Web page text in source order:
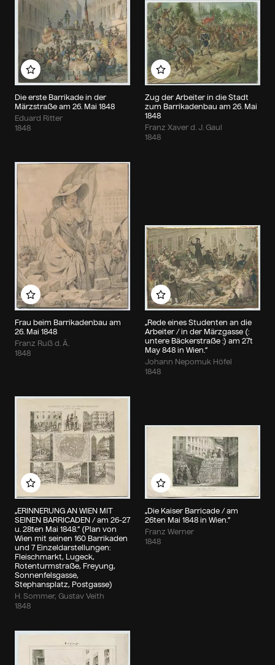
Die erste Barrikade in der
Märzstraße am 26. Mai 1848
Eduard Ritter
1848
Zu meinem Album hinzufügen
Zug der Arbeiter in die Stadt
zum Barrikadenbau am 26. Mai
1848
Franz Xaver d. J. Gaul
1848
Zu meinem Album
Frau beim Barrikadenbau am
26. Mai 1848
Franz Ruß d. Ä.
1848
Zu meinem Album hinzufügen
„Rede eines Studenten an die
Arbeiter / in der Märzgasse (:
untere Bäckerstraße :) am 27t
May 848 in Wien.“
Johann Nepomuk Höfel
1848
Zu meinem Album
„ERINNERUNG AN WIEN MIT
SEINEN BARRICADEN / am 26-27
u. 28ten Mai 1848.“ (Plan von
Wien mit seinen 160 Barrikaden
und 7 Einzeldarstellungen:
Fleischmarkt, Lugeck,
Rotenturmstraße, Freyung,
Sonnenfelsgasse,
Stephansplatz, Postgasse)
H. Sommer, Gustav Veith
1848
Zu meinem Album hinzufügen
„Die Kaiser Barricade / am
26ten Mai 1848 in Wien.“
Franz Werner
1848
Zu meinem Album